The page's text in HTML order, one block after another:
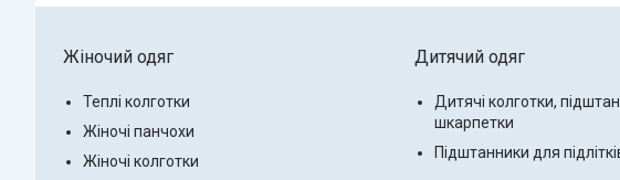
Жіночий одяг
Теплі колготки
Жіночі панчохи
Жіночі колготки
Дитячий одяг
Дитячі колготки,
шкарпетки
Підштанники для